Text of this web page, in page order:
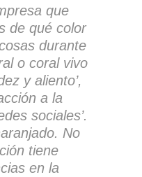
que
de qué color
durante
o coral vivo
y aliento’,
a la
sociales’.
No
tiene
en la